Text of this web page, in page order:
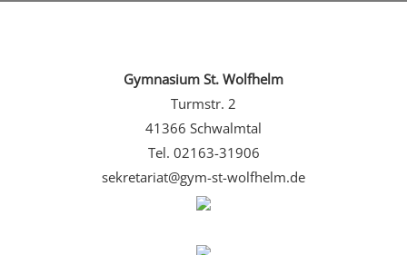
Gymnasium St. Wolfhelm
Turmstr. 2
41366 Schwalmtal
Tel. 02163-31906
sekretariat@gym-st-wolfhelm.de